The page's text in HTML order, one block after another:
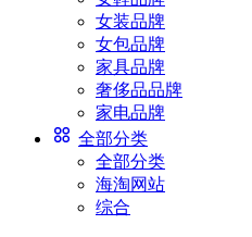
女装品牌
女包品牌
家具品牌
奢侈品品牌
家电品牌
全部分类
全部分类
海淘网站
综合